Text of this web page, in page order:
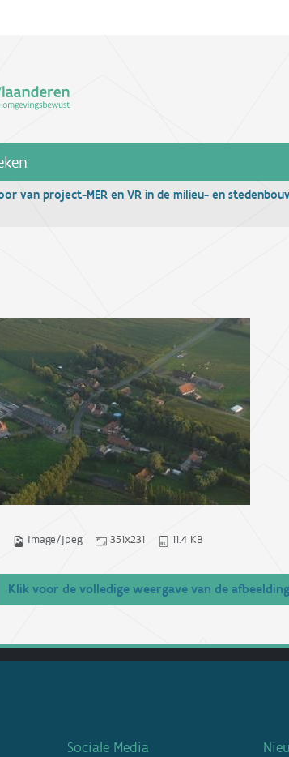
van project-MER en VR in de milieu- en
image/jpeg 351x231 11.4 KB
Klik voor de volledige weergave van de afbeelding
Sociale Media